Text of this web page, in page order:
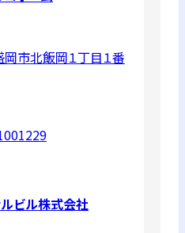
市北飯岡１丁目１番
ビル株式会社